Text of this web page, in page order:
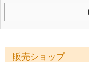
販売ショップ